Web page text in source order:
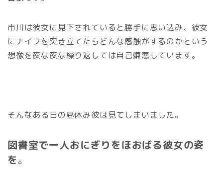
市川は彼女に見下されていると勝手に思い込み、彼女
にナイフを突き立てたらどんな感触がするのかという
想像を夜な夜な繰り返しては自己嫌悪しています。
そんなある日の昼休み彼は見てしまいました。
図書室で一人おにぎりをほおばる彼女の姿
を。